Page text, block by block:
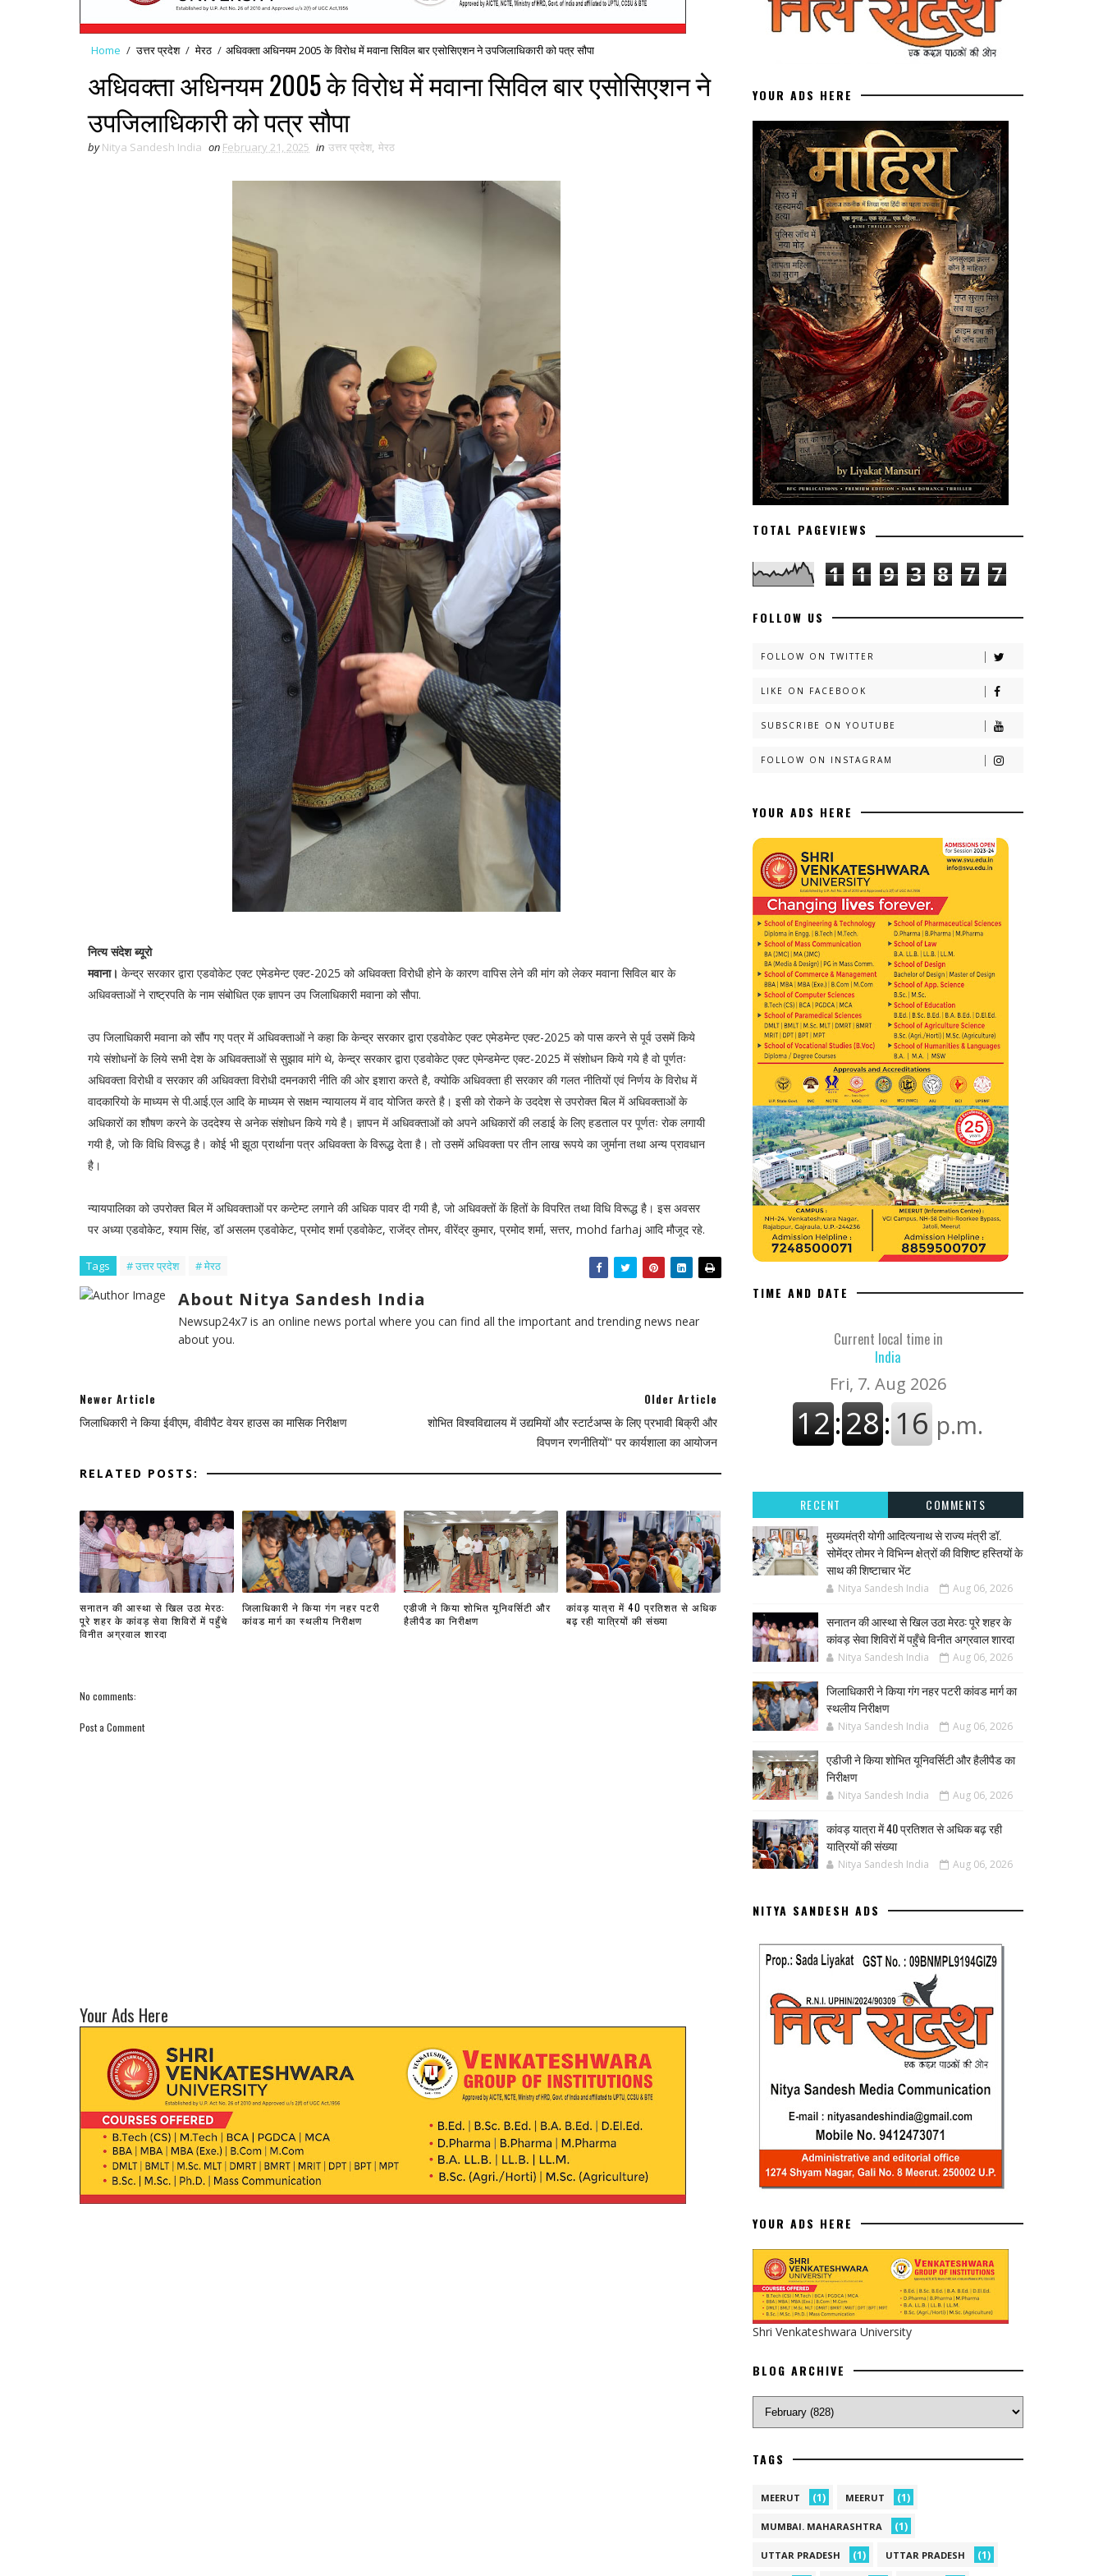
Home / उत्तर प्रदेश / मेरठ / अधिवक्ता अधिनयम 2005 के विरोध में मवाना सिविल बार एसोसिएशन ने उपजिलाधिकारी को पत्र सौपा
अधिवक्ता अधिनयम 2005 के विरोध में मवाना सिविल बार एसोसिएशन ने
उपजिलाधिकारी को पत्र सौपा
by Nitya Sandesh India on February 21, 2025 in उत्तर प्रदेश, मेरठ
नित्य संदेश ब्यूरो
मवाना। केन्द्र सरकार द्वारा एडवोकेट एक्ट एमेडमेन्ट एक्ट-2025 को अधिवक्ता विरोधी होने के कारण वापिस लेने की मांग को लेकर मवाना सिविल बार के
अधिवक्ताओं ने राष्ट्रपति के नाम संबोधित एक ज्ञापन उप जिलाधिकारी मवाना को सौपा.
उप जिलाधिकारी मवाना को सौंप गए पत्र में अधिवक्ताओं ने कहा कि केन्द्र सरकार द्वारा एडवोकेट एक्ट एमेडमेन्ट एक्ट-2025 को पास करने से पूर्व उसमें किये
गये संशोधनों के लिये सभी देश के अधिवक्ताओं से सुझाव मांगे थे, केन्द्र सरकार द्वारा एडवोकेट एक्ट एमेन्डमेन्ट एक्ट-2025 में संशोधन किये गये है वो पूर्णतः
अधिवक्ता विरोधी व सरकार की अधिवक्ता विरोधी दमनकारी नीति की ओर इशारा करते है, क्योकि अधिवक्ता ही सरकार की गलत नीतियों एवं निर्णय के विरोध में
वादकारियो के माध्यम से पी.आई.एल आदि के माध्यम से सक्षम न्यायालय में वाद योजित करते है। इसी को रोकने के उददेश से उपरोक्त बिल में अधिवक्ताओं के
अधिकारों का शौषण करने के उददेश्य से अनेक संशोधन किये गये है। ज्ञापन में अधिवक्ताओं को अपने अधिकारों की लडाई के लिए हडताल पर पूर्णतः रोक लगायी
गयी है, जो कि विधि विरूद्ध है। कोई भी झूठा प्रार्थाना पत्र अधिवक्ता के विरूद्ध देता है। तो उसमें अधिवक्ता पर तीन लाख रूपये का जुर्माना तथा अन्य प्रावधान
है।
न्यायपालिका को उपरोक्त बिल में अधिवक्ताओं पर कन्टेम्ट लगाने की अधिक पावर दी गयी है, जो अधिवक्तों कें हितों के विपरित तथा विधि विरूद्ध है। इस अवसर
पर अध्या एडवोकेट, श्याम सिंह, डॉ असलम एडवोकेट, प्रमोद शर्मा एडवोकेट, राजेंद्र तोमर, वीरेंद्र कुमार, प्रमोद शर्मा, सत्तर, mohd farhaj आदि मौजूद रहे.
Tags # उत्तर प्रदेश # मेरठ
About Nitya Sandesh India
Newsup24x7 is an online news portal where you can find all the important and trending news near
about you.
Newer Article
जिलाधिकारी ने किया ईवीएम, वीवीपैट वेयर हाउस का मासिक निरीक्षण
Older Article
शोभित विश्वविद्यालय में उद्यमियों और स्टार्टअप्स के लिए प्रभावी बिक्री और
विपणन रणनीतियों" पर कार्यशाला का आयोजन
RELATED POSTS:
सनातन की आस्था से खिल उठा मेरठ:
पूरे शहर के कांवड़ सेवा शिविरों में पहुँचे
विनीत अग्रवाल शारदा
जिलाधिकारी ने किया गंग नहर पटरी
कांवड मार्ग का स्थलीय निरीक्षण
एडीजी ने किया शोभित यूनिवर्सिटी और
हैलीपैड का निरीक्षण
कांवड़ यात्रा में 40 प्रतिशत से अधिक
बढ़ रही यात्रियों की संख्या
No comments:
Post a Comment
Your Ads Here
YOUR ADS HERE
TOTAL PAGEVIEWS
1 1 9 3 8 7 7
FOLLOW US
FOLLOW ON TWITTER
LIKE ON FACEBOOK
SUBSCRIBE ON YOUTUBE
FOLLOW ON INSTAGRAM
YOUR ADS HERE
TIME AND DATE
Current local time in
India
RECENT
COMMENTS
मुख्यमंत्री योगी आदित्यनाथ से राज्य मंत्री डॉ.
सोमेंद्र तोमर ने विभिन्न क्षेत्रों की विशिष्ट हस्तियों के
साथ की शिष्टाचार भेंट
Nitya Sandesh India Aug 06, 2026
सनातन की आस्था से खिल उठा मेरठ: पूरे शहर के
कांवड़ सेवा शिविरों में पहुँचे विनीत अग्रवाल शारदा
Nitya Sandesh India Aug 06, 2026
जिलाधिकारी ने किया गंग नहर पटरी कांवड मार्ग का
स्थलीय निरीक्षण
Nitya Sandesh India Aug 06, 2026
एडीजी ने किया शोभित यूनिवर्सिटी और हैलीपैड का
निरीक्षण
Nitya Sandesh India Aug 06, 2026
कांवड़ यात्रा में 40 प्रतिशत से अधिक बढ़ रही
यात्रियों की संख्या
Nitya Sandesh India Aug 06, 2026
NITYA SANDESH ADS
YOUR ADS HERE
Shri Venkateshwara University
BLOG ARCHIVE
TAGS
MEERUT (1) MEERUT (1)
MUMBAI. MAHARASHTRA (1)
UTTAR PRADESH (1) UTTAR PRADESH (1)